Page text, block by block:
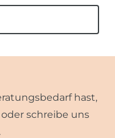
hast,
schreibe uns